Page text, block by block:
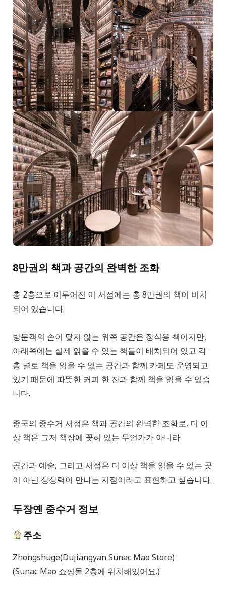
8만권의 책과 공간의 완벽한 조화
총 2층으로 이루어진 이 서점에는 총 8만권의 책이 비치
되어 있습니다.
방문객의 손이 닿지 않는 위쪽 공간은 장식용 책이지만,
아래쪽에는 실제 읽을 수 있는 책들이 배치되어 있고 각
층 별로 책을 읽을 수 있는 공간과 함께 카페도 운영되고
있기 때문에 따뜻한 커피 한 잔과 함께 책을 읽을 수 있습
니다.
중국의 중수거 서점은 책과 공간의 완벽한 조화로, 더 이
상 책은 그저 책장에 꽂혀 있는 무언가가 아니라
공간과 예술, 그리고 서점은 더 이상 책을 읽을 수 있는 곳
이 아닌 상상력이 만나는 지점이라고 표현하고 싶습니다.
두장옌 중수거 정보
주소
Zhongshuge(Dujiangyan Sunac Mao Store)
(Sunac Mao 쇼핑몰 2층에 위치해있어요.)